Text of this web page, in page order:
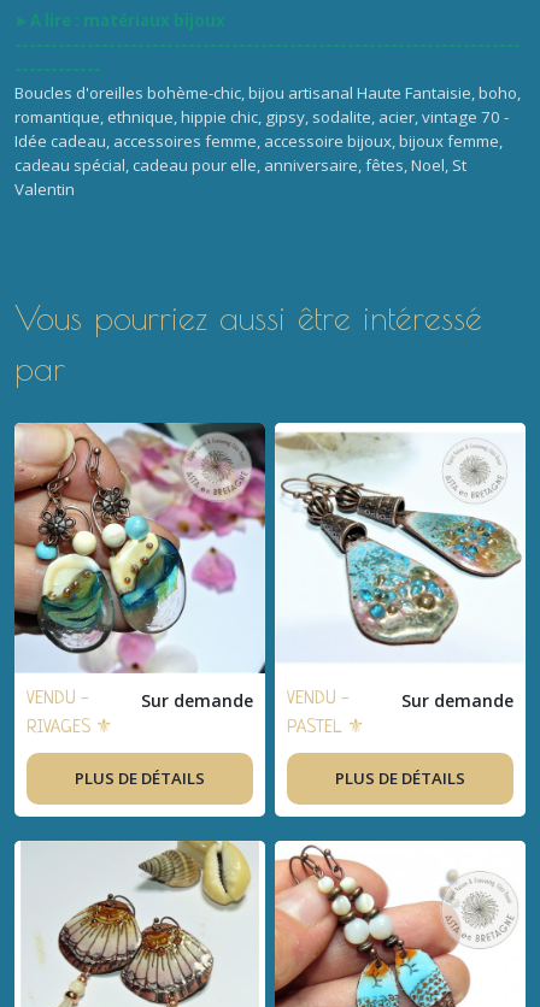
► A lire : matériaux bijoux
----------------------------------------------------------------------
------------
Boucles d'oreilles bohème-chic, bijou artisanal Haute Fantaisie, boho,
romantique, ethnique, hippie chic, gipsy, sodalite, acier, vintage 70 -
Idée cadeau, accessoires femme, accessoire bijoux, bijoux femme,
cadeau spécial, cadeau pour elle, anniversaire, fêtes, Noel, St
Valentin
Vous pourriez aussi être intéressé
par
VENDU -
RIVAGES ⚜
Boucles
d'oreilles
bohème-chic,
bijou
verre filé,
cuivre - Idée
cadeau
femme, été
Sur demande
PLUS DE DÉTAILS
VENDU -
PASTEL ⚜
Boucles
d'oreilles
bohème-chic,
bijou
artisanal,
cuivre émaillé,
cuivre - Idée
cadeau
femme, été
Sur demande
PLUS DE DÉTAILS